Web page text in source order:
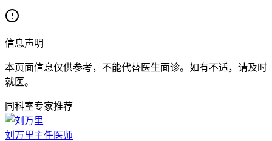
信息声明
本页面信息仅供参考，不能代替医生面诊。如有不适，请及时
就医。
同科室专家推荐
刘万里主任医师